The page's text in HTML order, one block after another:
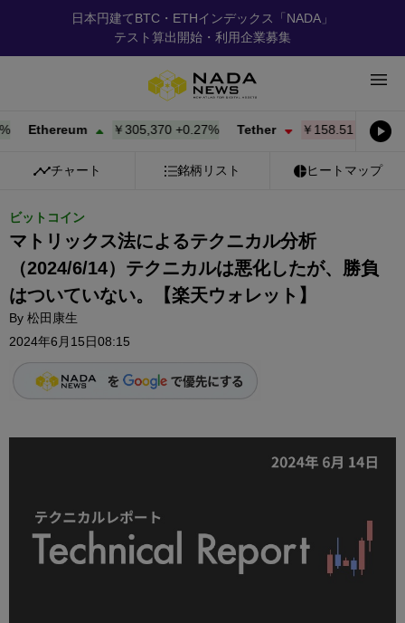
日本円建てBTC・ETHインデックス「NADA」
テスト算出開始・利用企業募集
Ethereum ￥305,370+0.27% Tether ￥158.51 -0.01%
チャート 銘柄リスト ヒートマップ
ビットコイン
マトリックス法によるテクニカル分析
（2024/6/14）テクニカルは悪化したが、勝負
はついていない。【楽天ウォレット】
By 松田康生
2024年6月15日08:15